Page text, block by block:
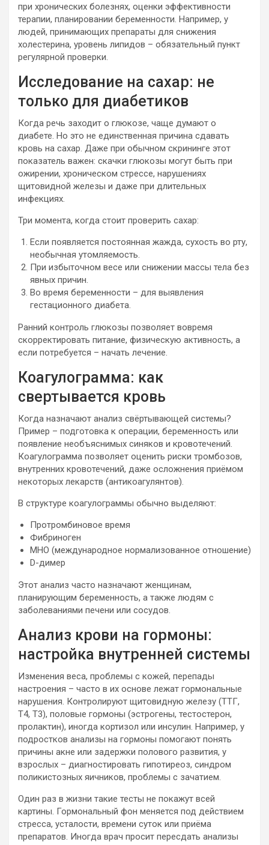
при хронических болезнях, оценки эффективности
терапии, планировании беременности. Например, у
людей, принимающих препараты для снижения
холестерина, уровень липидов – обязательный пункт
регулярной проверки.
Исследование на сахар: не
только для диабетиков
Когда речь заходит о глюкозе, чаще думают о
диабете. Но это не единственная причина сдавать
кровь на сахар. Даже при обычном скрининге этот
показатель важен: скачки глюкозы могут быть при
ожирении, хроническом стрессе, нарушениях
щитовидной железы и даже при длительных
инфекциях.
Три момента, когда стоит проверить сахар:
Если появляется постоянная жажда, сухость во рту,
необычная утомляемость.
При избыточном весе или снижении массы тела без
явных причин.
Во время беременности – для выявления
гестационного диабета.
Ранний контроль глюкозы позволяет вовремя
скорректировать питание, физическую активность, а
если потребуется – начать лечение.
Коагулограмма: как
свертывается кровь
Когда назначают анализ свёртывающей системы?
Пример – подготовка к операции, беременность или
появление необъяснимых синяков и кровотечений.
Коагулограмма позволяет оценить риски тромбозов,
внутренних кровотечений, даже осложнения приёмом
некоторых лекарств (антикоагулянтов).
В структуре коагулограммы обычно выделяют:
Протромбиновое время
Фибриноген
МНО (международное нормализованное отношение)
D-димер
Этот анализ часто назначают женщинам,
планирующим беременность, а также людям с
заболеваниями печени или сосудов.
Анализ крови на гормоны:
настройка внутренней системы
Изменения веса, проблемы с кожей, перепады
настроения – часто в их основе лежат гормональные
нарушения. Контролируют щитовидную железу (ТТГ,
Т4, Т3), половые гормоны (эстрогены, тестостерон,
пролактин), иногда кортизол или инсулин. Например, у
подростков анализы на гормоны помогают понять
причины акне или задержки полового развития, у
взрослых – диагностировать гипотиреоз, синдром
поликистозных яичников, проблемы с зачатием.
Один раз в жизни такие тесты не покажут всей
картины. Гормональный фон меняется под действием
стресса, усталости, времени суток или приёма
препаратов. Иногда врач просит пересдать анализы